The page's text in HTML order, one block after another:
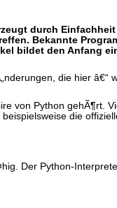
durch
Bekannte
bildet den Anfang
die hier â€“
von Python gehÃ¶rt.
die
Der Python-